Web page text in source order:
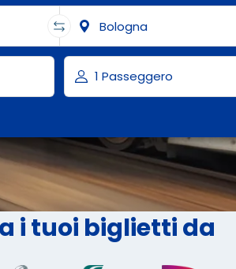
i tuoi biglietti da